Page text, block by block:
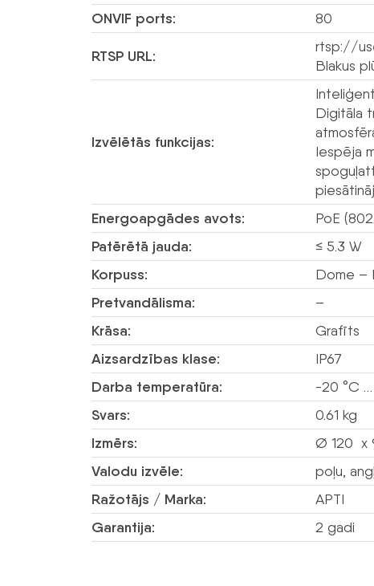
ONVIF ports: 80
RTSP URL:
rtsp://
Blakus
Izvēlētās funkcijas:
Digitāla
Iespēja
Energoapgādes avots: PoE
Patērētā jauda: ≤ 5.3 W
Korpuss: Dome –
Pretvandālisma: –
Krāsa: Grafīts
Aizsardzības klase: IP67
Darba temperatūra: -20 °C
Svars: 0.61 kg
Izmērs: Ø 120 x
Valodu izvēle: poļu,
Ražotājs / Marka: APTI
Garantija: 2 gadi